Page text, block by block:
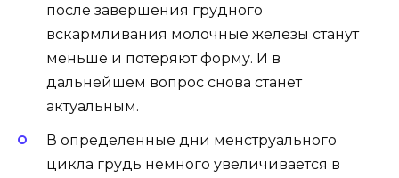
после завершения грудного
вскармливания молочные железы станут
меньше и потеряют форму. И в
дальнейшем вопрос снова станет
актуальным.
В определенные дни менструального
цикла грудь немного увеличивается в